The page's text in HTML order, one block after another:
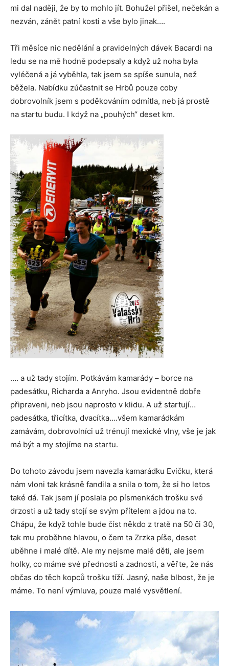
mi dal naději, že by to mohlo jít. Bohužel přišel, nečekán a
nezván, zánět patní kosti a vše bylo jinak….
Tři měsíce nic nedělání a pravidelných dávek Bacardi na
ledu se na mě hodně podepsaly a když už noha byla
vyléčená a já vyběhla, tak jsem se spíše sunula, než
běžela. Nabídku zúčastnit se Hrbů pouze coby
dobrovolník jsem s poděkováním odmítla, neb já prostě
na startu budu. I když na „pouhých“ deset km.
…. a už tady stojím. Potkávám kamarády – borce na
padesátku, Richarda a Anryho. Jsou evidentně dobře
připraveni, neb jsou naprosto v klidu. A už startují…
padesátka, třicítka, dvacítka….všem kamarádkám
zamávám, dobrovolníci už trénují mexické vlny, vše je jak
má být a my stojíme na startu.
Do tohoto závodu jsem navezla kamarádku Evičku, která
nám vloni tak krásně fandila a snila o tom, že si ho letos
také dá. Tak jsem jí poslala po písmenkách trošku své
drzosti a už tady stojí se svým přítelem a jdou na to.
Chápu, že když tohle bude číst někdo z tratě na 50 či 30,
tak mu proběhne hlavou, o čem ta Zrzka píše, deset
uběhne i malé dítě. Ale my nejsme malé děti, ale jsem
holky, co máme své přednosti a zadnosti, a věřte, že nás
občas do těch kopců trošku tíží. Jasný, naše blbost, že je
máme. To není výmluva, pouze malé vysvětlení.